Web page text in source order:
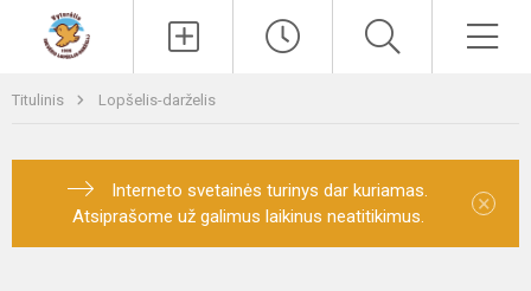
Titulinis Lopšelis-darželis
Interneto svetainės turinys dar kuriamas.
Atsiprašome už galimus laikinus neatitikimus.
×